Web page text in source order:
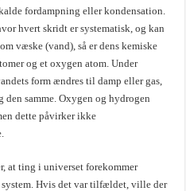
fordampning eller kondensation.
hvert skridt er systematisk, og kan
væske (vand), så er dens kemiske
og et oxygen atom. Under
form ændres til damp eller gas,
samme. Oxygen og hydrogen
dette påvirker ikke
at ting i universet forekommer
Hvis det var tilfældet, ville der